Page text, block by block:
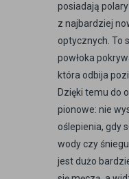
posiadają
z najbardziej
optycznych. To
powłoka
która odbija
Dzięki temu do
pionowe: nie
oślepienia, gdy
wody czy
jest dużo